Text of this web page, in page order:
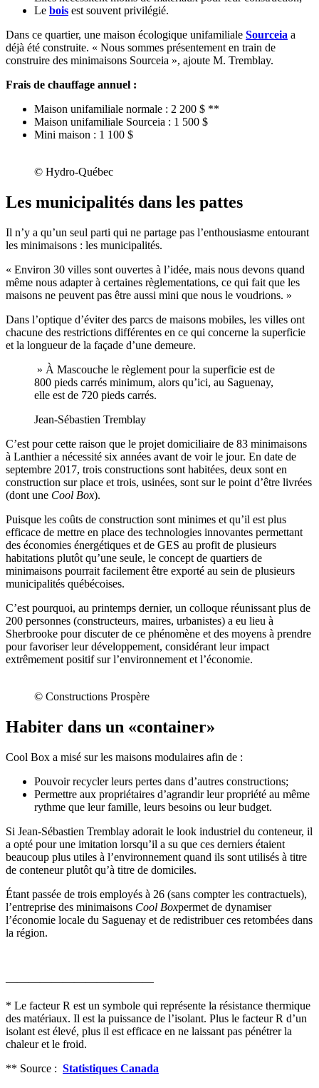
Le bois est souvent privilégié.
Dans ce quartier, une maison écologique unifamiliale Sourceia a
déjà été construite. « Nous sommes présentement en train de
construire des minimaisons Sourceia », ajoute M. Tremblay.
Frais de chauffage annuel :
Maison unifamiliale normale : 2 200 $ **
Maison unifamiliale Sourceia : 1 500 $
Mini maison : 1 100 $
© Hydro-Québec
Les municipalités dans les pattes
Il n’y a qu’un seul parti qui ne partage pas l’enthousiasme entourant
les minimaisons : les municipalités.
« Environ 30 villes sont ouvertes à l’idée, mais nous devons quand
même nous adapter à certaines règlementations, ce qui fait que les
maisons ne peuvent pas être aussi mini que nous le voudrions. »
Dans l’optique d’éviter des parcs de maisons mobiles, les villes ont
chacune des restrictions différentes en ce qui concerne la superficie
et la longueur de la façade d’une demeure.
» À Mascouche le règlement pour la superficie est de
800 pieds carrés minimum, alors qu’ici, au Saguenay,
elle est de 720 pieds carrés.
Jean-Sébastien Tremblay
C’est pour cette raison que le projet domiciliaire de 83 minimaisons
à Lanthier a nécessité six années avant de voir le jour. En date de
septembre 2017, trois constructions sont habitées, deux sont en
construction sur place et trois, usinées, sont sur le point d’être livrées
(dont une Cool Box).
Puisque les coûts de construction sont minimes et qu’il est plus
efficace de mettre en place des technologies innovantes permettant
des économies énergétiques et de GES au profit de plusieurs
habitations plutôt qu’une seule, le concept de quartiers de
minimaisons pourrait facilement être exporté au sein de plusieurs
municipalités québécoises.
C’est pourquoi, au printemps dernier, un colloque réunissant plus de
200 personnes (constructeurs, maires, urbanistes) a eu lieu à
Sherbrooke pour discuter de ce phénomène et des moyens à prendre
pour favoriser leur développement, considérant leur impact
extrêmement positif sur l’environnement et l’économie.
© Constructions Prospère
Habiter dans un «container»
Cool Box a misé sur les maisons modulaires afin de :
Pouvoir recycler leurs pertes dans d’autres constructions;
Permettre aux propriétaires d’agrandir leur propriété au même
rythme que leur famille, leurs besoins ou leur budget.
Si Jean-Sébastien Tremblay adorait le look industriel du conteneur, il
a opté pour une imitation lorsqu’il a su que ces derniers étaient
beaucoup plus utiles à l’environnement quand ils sont utilisés à titre
de conteneur plutôt qu’à titre de domiciles.
Étant passée de trois employés à 26 (sans compter les contractuels),
l’entreprise des minimaisons Cool Boxpermet de dynamiser
l’économie locale du Saguenay et de redistribuer ces retombées dans
la région.
—————————————
* Le facteur R est un symbole qui représente la résistance thermique
des matériaux. Il est la puissance de l’isolant. Plus le facteur R d’un
isolant est élevé, plus il est efficace en ne laissant pas pénétrer la
chaleur et le froid.
** Source : Statistiques Canada